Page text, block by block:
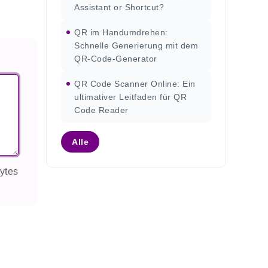
Assistant or Shortcut?
QR im Handumdrehen:
Schnelle Generierung mit dem
QR-Code-Generator
QR Code Scanner Online: Ein
ultimativer Leitfaden für QR
Code Reader
Alle